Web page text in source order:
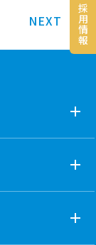
採
用
情
報